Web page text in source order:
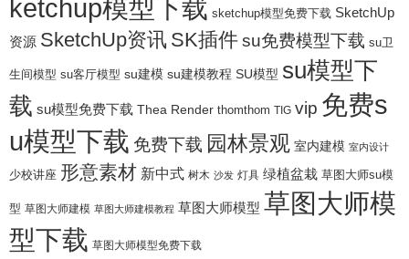
ketchup模型下载 sketchup模型免费下载 SketchUp
资源 SketchUp资讯 SK插件su免费模型下载 su卫
生间模型 su客厅模型 su建模 su建模教程 SU模型 su模型下
载 su模型免费下载 Thea Render thomthom TIG vip 免费s
u模型下载 免费下载 园林景观 室内建模 室内设计
少校讲座 形意素材 新中式 树木 沙发 灯具 绿植盆栽 草图大师su模
型 草图大师建模 草图大师建模教程 草图大师模型 草图大师模
型下载 草图大师模型免费下载